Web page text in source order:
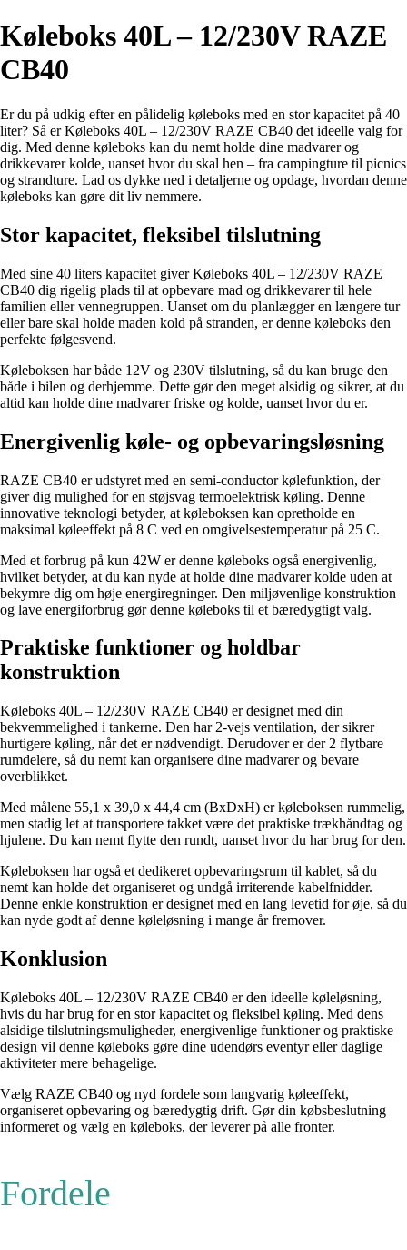
Køleboks 40L – 12/230V RAZE
CB40
Er du på udkig efter en pålidelig køleboks med en stor kapacitet på 40
liter? Så er Køleboks 40L – 12/230V RAZE CB40 det ideelle valg for
dig. Med denne køleboks kan du nemt holde dine madvarer og
drikkevarer kolde, uanset hvor du skal hen – fra campingture til picnics
og strandture. Lad os dykke ned i detaljerne og opdage, hvordan denne
køleboks kan gøre dit liv nemmere.
Stor kapacitet, fleksibel tilslutning
Med sine 40 liters kapacitet giver Køleboks 40L – 12/230V RAZE
CB40 dig rigelig plads til at opbevare mad og drikkevarer til hele
familien eller vennegruppen. Uanset om du planlægger en længere tur
eller bare skal holde maden kold på stranden, er denne køleboks den
perfekte følgesvend.
Køleboksen har både 12V og 230V tilslutning, så du kan bruge den
både i bilen og derhjemme. Dette gør den meget alsidig og sikrer, at du
altid kan holde dine madvarer friske og kolde, uanset hvor du er.
Energivenlig køle- og opbevaringsløsning
RAZE CB40 er udstyret med en semi-conductor kølefunktion, der
giver dig mulighed for en støjsvag termoelektrisk køling. Denne
innovative teknologi betyder, at køleboksen kan opretholde en
maksimal køleeffekt på 8 C ved en omgivelsestemperatur på 25 C.
Med et forbrug på kun 42W er denne køleboks også energivenlig,
hvilket betyder, at du kan nyde at holde dine madvarer kolde uden at
bekymre dig om høje energiregninger. Den miljøvenlige konstruktion
og lave energiforbrug gør denne køleboks til et bæredygtigt valg.
Praktiske funktioner og holdbar
konstruktion
Køleboks 40L – 12/230V RAZE CB40 er designet med din
bekvemmelighed i tankerne. Den har 2-vejs ventilation, der sikrer
hurtigere køling, når det er nødvendigt. Derudover er der 2 flytbare
rumdelere, så du nemt kan organisere dine madvarer og bevare
overblikket.
Med målene 55,1 x 39,0 x 44,4 cm (BxDxH) er køleboksen rummelig,
men stadig let at transportere takket være det praktiske trækhåndtag og
hjulene. Du kan nemt flytte den rundt, uanset hvor du har brug for den.
Køleboksen har også et dedikeret opbevaringsrum til kablet, så du
nemt kan holde det organiseret og undgå irriterende kabelfnidder.
Denne enkle konstruktion er designet med en lang levetid for øje, så du
kan nyde godt af denne køleløsning i mange år fremover.
Konklusion
Køleboks 40L – 12/230V RAZE CB40 er den ideelle køleløsning,
hvis du har brug for en stor kapacitet og fleksibel køling. Med dens
alsidige tilslutningsmuligheder, energivenlige funktioner og praktiske
design vil denne køleboks gøre dine udendørs eventyr eller daglige
aktiviteter mere behagelige.
Vælg RAZE CB40 og nyd fordele som langvarig køleeffekt,
organiseret opbevaring og bæredygtig drift. Gør din købsbeslutning
informeret og vælg en køleboks, der leverer på alle fronter.
Fordele